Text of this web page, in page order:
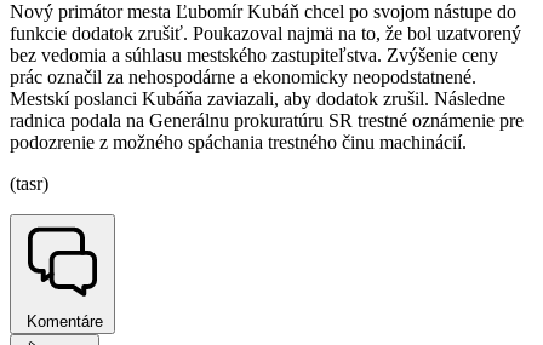
Nový primátor mesta Ľubomír Kubáň chcel po svojom nástupe do
funkcie dodatok zrušiť. Poukazoval najmä na to, že bol uzatvorený
bez vedomia a súhlasu mestského zastupiteľstva. Zvýšenie ceny
prác označil za nehospodárne a ekonomicky neopodstatnené.
Mestskí poslanci Kubáňa zaviazali, aby dodatok zrušil. Následne
radnica podala na Generálnu prokuratúru SR trestné oznámenie pre
podozrenie z možného spáchania trestného činu machinácií.
(tasr)
Komentáre